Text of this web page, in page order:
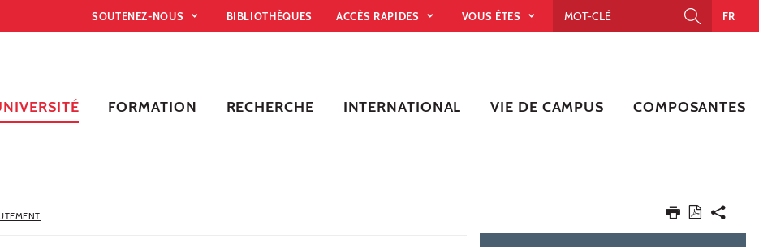
SOUTENEZ-NOUS BIBLIOTHÈQUES ACCÈS RAPIDES VOUS ÊTES FR
FORMATION RECHERCHE INTERNATIONAL VIE DE CAMPUS COMPOSANTES